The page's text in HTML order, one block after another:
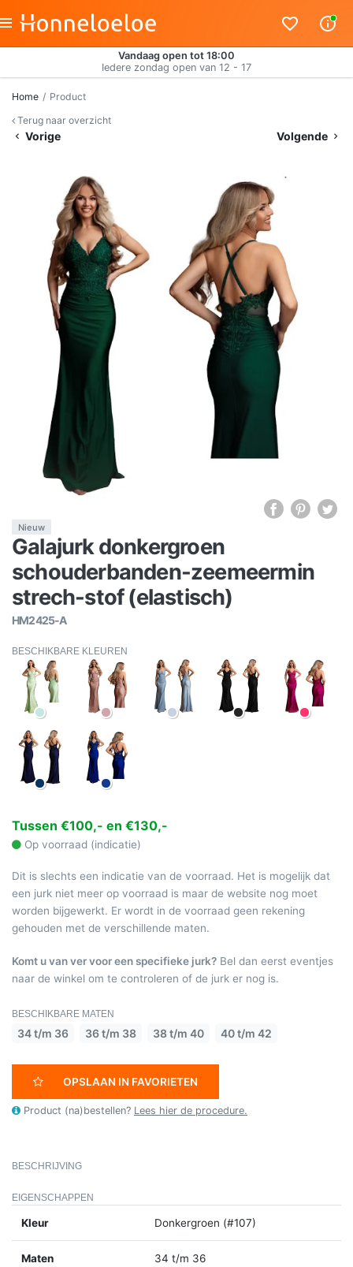
Vandaag open tot 18:00
Iedere zondag open van 12 - 17
Home
Product
Terug naar overzicht
Vorige Volgende
Nieuw
Galajurk donkergroen
schouderbanden-zeemeermin
strech-stof (elastisch)
HM2425-A
BESCHIKBARE KLEUREN
Tussen €100,- en €130,-
Op voorraad (indicatie)
Dit is slechts een indicatie van de voorraad. Het is mogelijk dat
een jurk niet meer op voorraad is maar de website nog moet
worden bijgewerkt. Er wordt in de voorraad geen rekening
gehouden met de verschillende maten.
Komt u van ver voor een specifieke jurk? Bel dan eerst eventjes
naar de winkel om te controleren of de jurk er nog is.
BESCHIKBARE MATEN
34 t/m 36 36 t/m 38 38 t/m 40 40 t/m 42
OPSLAAN IN FAVORIETEN
Product (na)bestellen? Lees hier de procedure.
BESCHRIJVING
EIGENSCHAPPEN
Kleur Donkergroen (#107)
Maten
34 t/m 36